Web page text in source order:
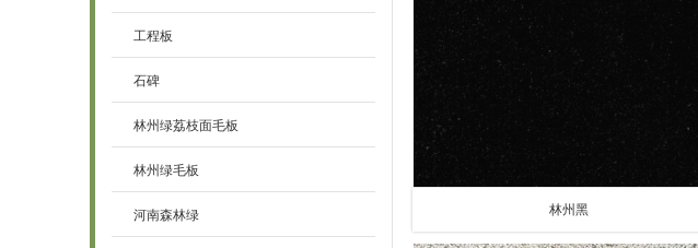
林州黑
工程板
石碑
林州绿荔枝面毛板
林州绿毛板
河南森林绿